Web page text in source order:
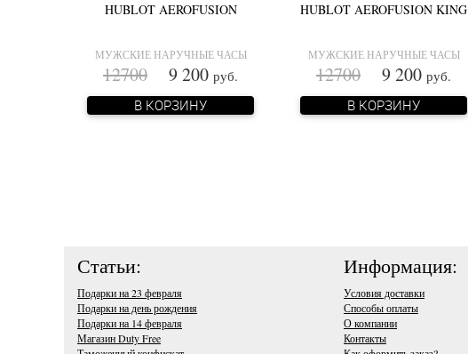
HUBLOT AEROFUSION
МУЖСКИЕ НАРУЧНЫЕ ЧАСЫ
12700 9 200 руб.
В КОРЗИНУ
HUBLOT AEROFUSION KING
МУЖСКИЕ НАРУЧНЫЕ ЧАСЫ
12700 9 200 руб.
В КОРЗИНУ
Статьи:
Подарки на 23 февраля
Подарки на день рождения
Подарки на 14 февраля
Магазин Duty Free
Информация:
Условия доставки
Способы оплаты
О компании
Контакты